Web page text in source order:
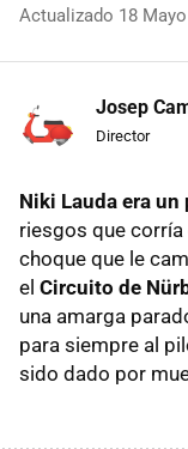
Actualizado 18
Josep
Director
Niki Lauda era
riesgos que
choque que le
el Circuito de
una amarga
para siempre al
sido dado por